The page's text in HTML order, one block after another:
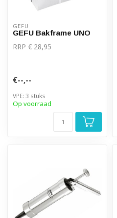
GEFU
GEFU Bakframe UNO
RRP € 28,95
€--,--
VPE: 3 stuks
Op voorraad